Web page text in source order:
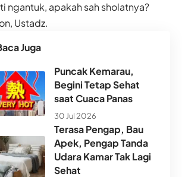
ngantuk, apakah sah sholatnya?
Ustadz.
Juga
Puncak Kemarau,
Begini Tetap Sehat
saat Cuaca Panas
30 Jul 2026
Terasa Pengap, Bau
Apek, Pengap Tanda
Udara Kamar Tak Lagi
Sehat